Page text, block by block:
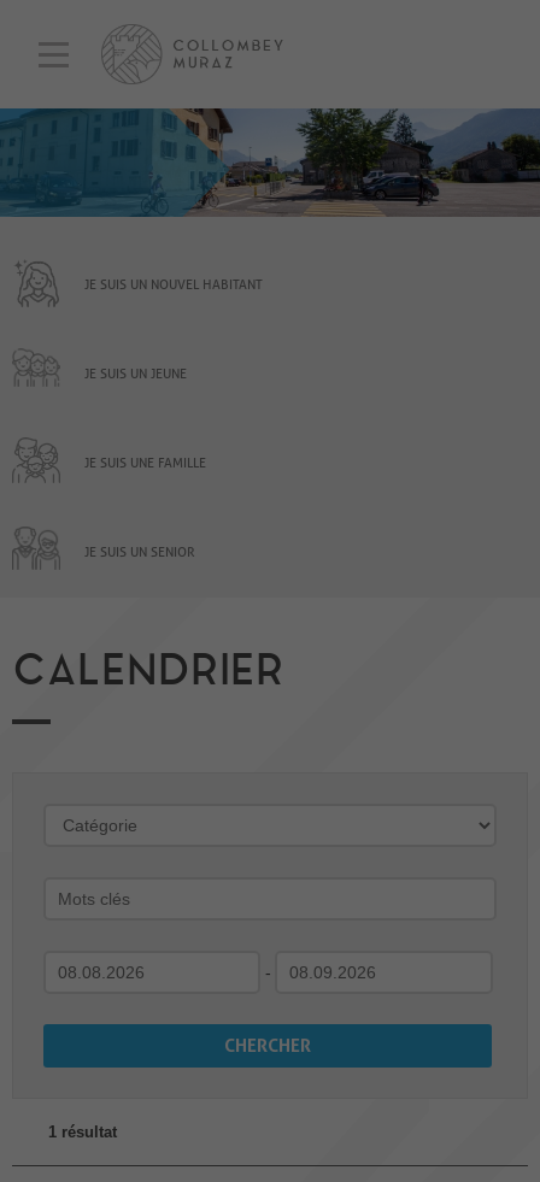
JE SUIS UN NOUVEL HABITANT
JE SUIS UN JEUNE
JE SUIS UNE FAMILLE
JE SUIS UN SENIOR
CALENDRIER
-
1 résultat